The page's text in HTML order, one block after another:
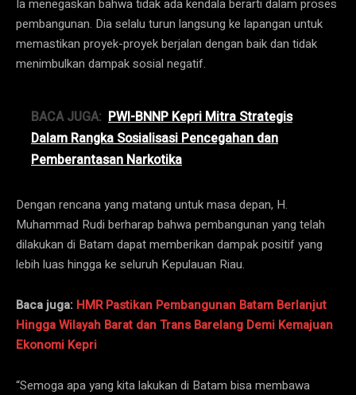
Ia menegaskan bahwa tidak ada kendala berarti dalam proses
pembangunan. Dia selalu turun langsung ke lapangan untuk
memastikan proyek-proyek berjalan dengan baik dan tidak
menimbulkan dampak sosial negatif.
BACA JUGA: ​PWI-BNNP Kepri Mitra Strategis
Dalam Rangka Sosialisasi Pencegahan dan
Pemberantasan Narkotika
Dengan rencana yang matang untuk masa depan, H.
Muhammad Rudi berharap bahwa pembangunan yang telah
dilakukan di Batam dapat memberikan dampak positif yang
lebih luas hingga ke seluruh Kepulauan Riau.
Baca juga: HMR Pastikan Pembangunan Batam Berlanjut
Hingga Wilayah Barat dan Trans Barelang Demi Kemajuan
Ekonomi Kepri
“Semoga apa yang kita lakukan di Batam bisa membawa